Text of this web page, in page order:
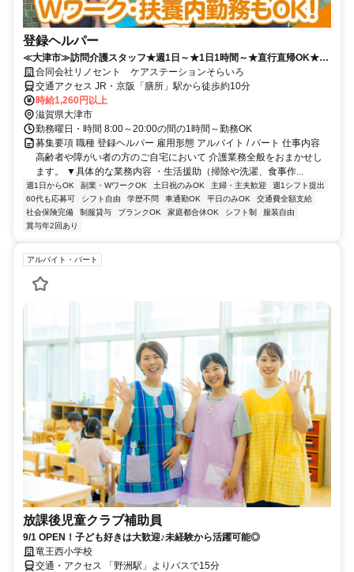
登録ヘルパー
≪大津市≫訪問介護スタッフ★週1日～★1日1時間～★直行直帰OK★60
代活躍中★正社員登用あり♪
合同会社リノセント ケアステーションそらいろ
交通アクセス JR・京阪「膳所」駅から徒歩約10分
時給1,260円以上
滋賀県大津市
勤務曜日・時間 8:00～20:00の間の1時間～勤務OK
募集要項 職種 登録ヘルパー 雇用形態 アルバイト / パート 仕事内容
高齢者や障がい者の方のご自宅において 介護業務全般をおまかせし
ます。 ▼具体的な業務内容 ・生活援助（掃除や洗濯、食事作...
週1日からOK 副業・WワークOK 土日祝のみOK 主婦・主夫歓迎
週1シフト提出
60代も応募可
シフト自由 学歴不問 車通勤OK 平日のみOK
交通費全額支給
社会保険完備
制服貸与 ブランクOK 家庭都合休OK シフト制
服装自由
賞与年2回あり
アルバイト・パート
放課後児童クラブ補助員
9/1 OPEN！子ども好きは大歓迎♪未経験から活躍可能◎
竜王西小学校
交通・アクセス 「野洲駅」よりバスで15分